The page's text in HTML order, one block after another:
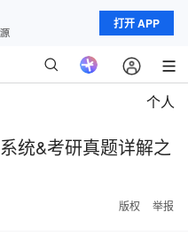
打开 APP
个人
统&考研真题详解之
版权 举报